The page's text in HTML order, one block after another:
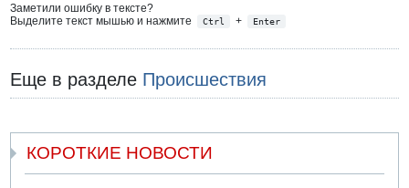
Заметили ошибку в тексте?
Выделите текст мышью и нажмите
Ctrl + Enter
Еще в разделе Происшествия
КОРОТКИЕ НОВОСТИ